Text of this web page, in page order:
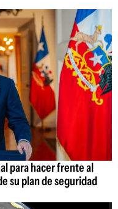
para hacer frente al
su plan de seguridad